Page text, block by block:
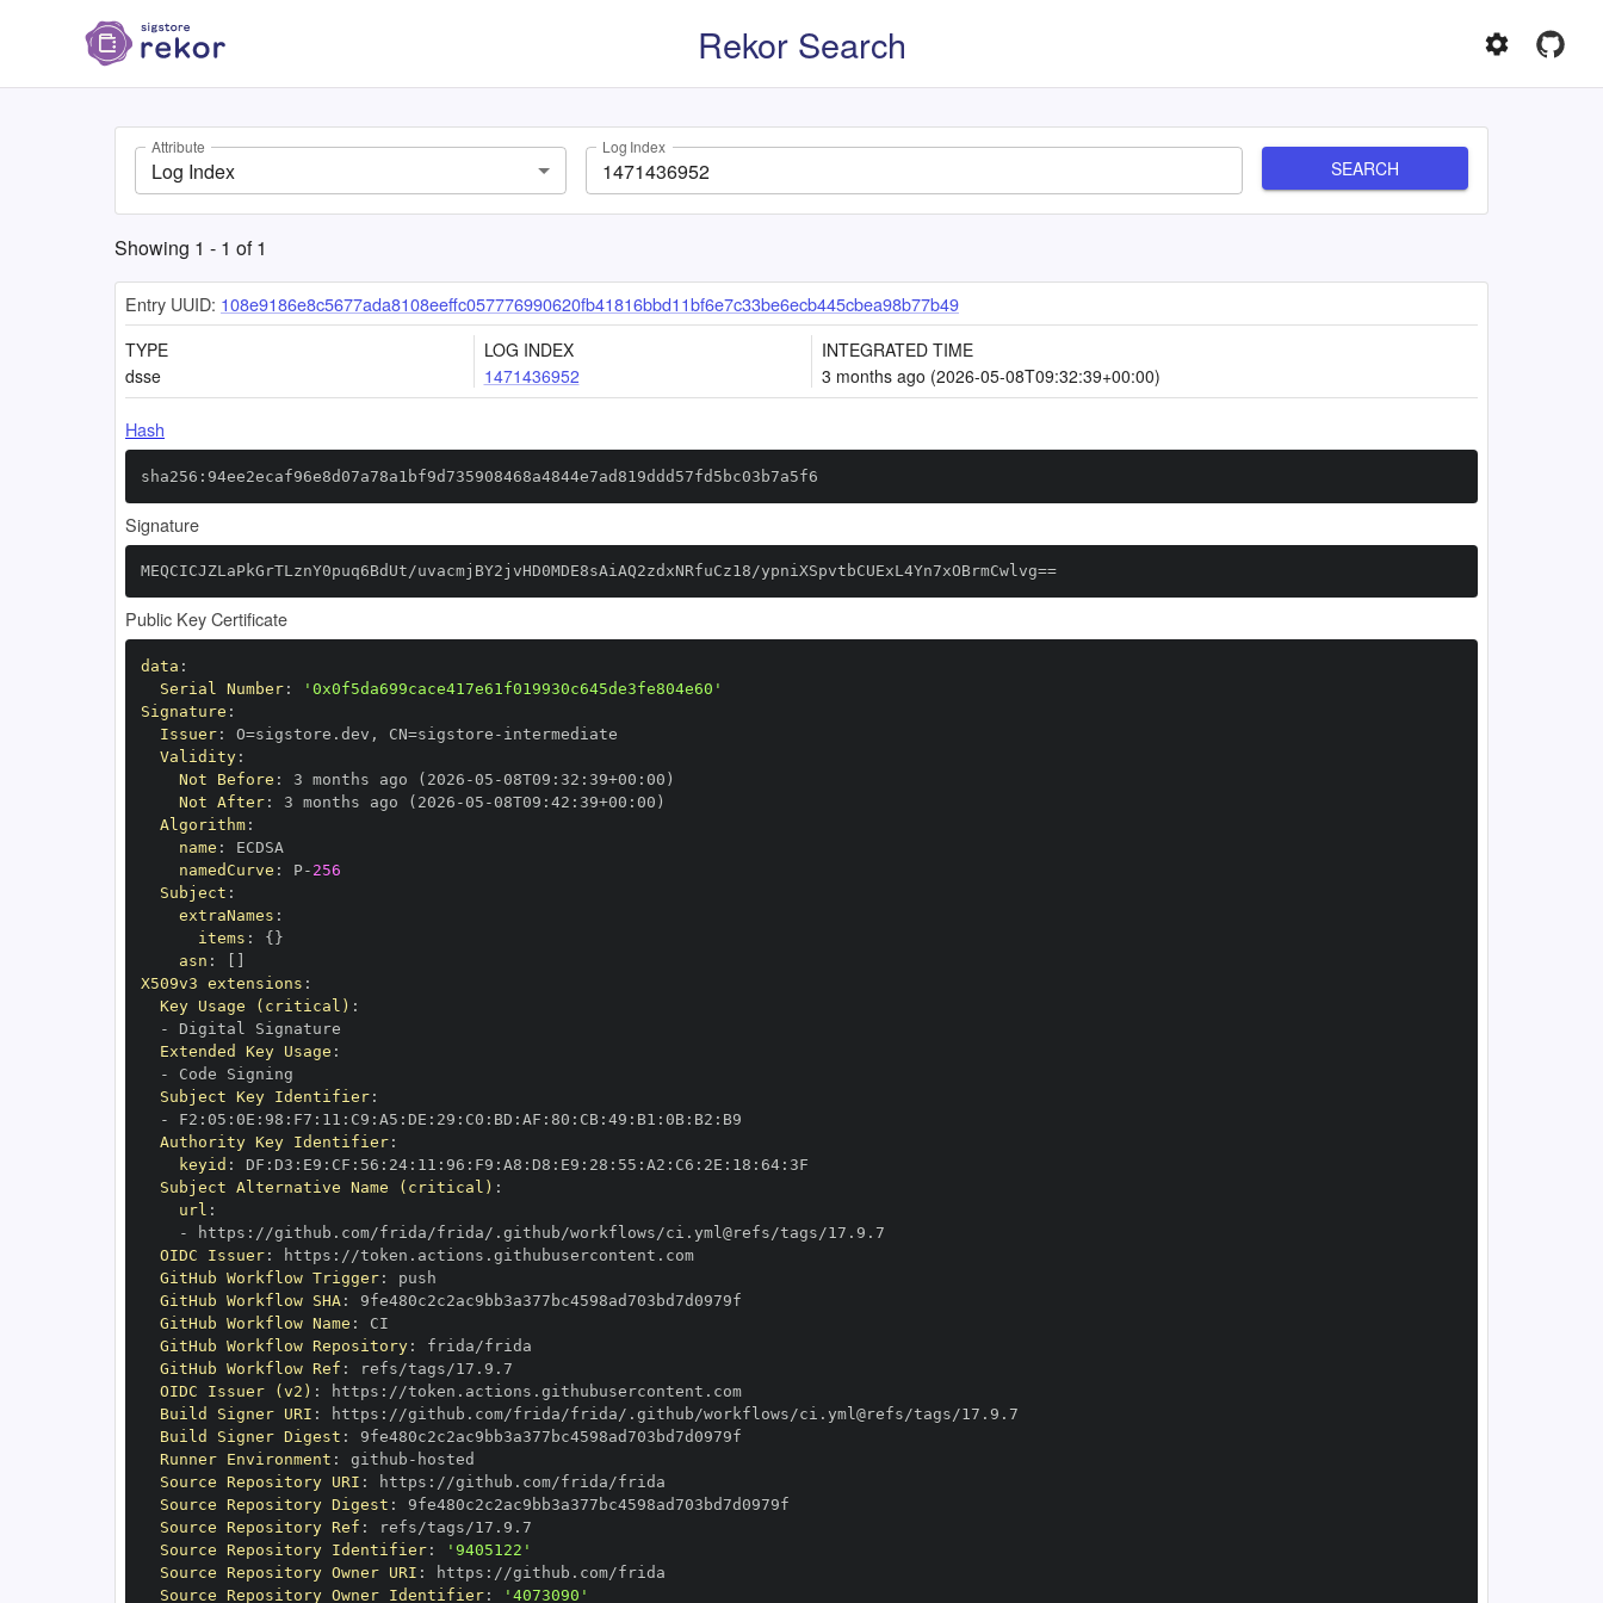
Rekor Search
Attribute
Log Index
Log Index
SEARCH
Showing 1 - 1 of1
Entry UUID: 108e9186e8c5677ada8108eeffc057776990620fb41816bbd11bf6e7c33be6ecb445cbea98b77b49
TYPE
dsse
LOG INDEX
1471436952
INTEGRATED TIME
3 months ago (2026-05-08T09:32:39+00:00)
Hash
sha256:94ee2ecaf96e8d07a78a1bf9d735908468a4844e7ad819ddd57fd5bc03b7a5f6
Signature
MEQCICJZLaPkGrTLznY0puq6BdUt/uvacmjBY2jvHD0MDE8sAiAQ2zdxNRfuCz18/ypniXSpvtbCUExL4Yn7xOBrmCwlvg==
Public Key Certificate
data :
Serial Number:
'0x0f5da699cace417e61f019930c645de3fe804e60'
Signature :
Issuer: O=sigstore.dev , CN=sigstore -
Validity:
Not Before : 3 months ago (2026 -05 -08T09 : 32 : 39+00 :
Not After: 3 months ago (2026 -05 -08T09 : 42 : 39+00 :
Algorithm:
name :
namedCurve : P- 256
Subject :
extraNames :
items : { }
asn :
X509v3 extensions :
Key Usage (critical) :
-
Extended Key Usage :
-
Subject Key Identifier:
-
F2 : 05 : 0E : 98 : F7 : 11 : C9 : A5 : DE : 29 : C0 : BD : AF : 80 : CB: 49 : B1 : 0B: B2 :
Authority Key Identifier:
keyid : DF : D3 : E9 : CF : 56 : 24: 11 : 96 : F9 : A8 : D8 : E9 : 28 : 55 : A2 : C6 : 2E : 18 : 64:
Subject Alternative Name (critical) :
url :
-
https :
OIDC Issuer: https :
//token.actions.githubusercontent.com
GitHub Workflow Trigger:
GitHub Workflow SHA:
GitHub Workflow Name :
GitHub Workflow Repository:
GitHub Workflow Ref :
OIDC Issuer (v2) : https :
//token.actions.githubusercontent.com
Build Signer URI : https :
Build Signer Digest :
Runner Environment : github -
Source Repository URI : https :
Source Repository Digest :
Source Repository Ref :
Source Repository Identifier:
'9405122'
Source Repository Owner URI : https :
Source Repository Owner Identifier: '4073090'